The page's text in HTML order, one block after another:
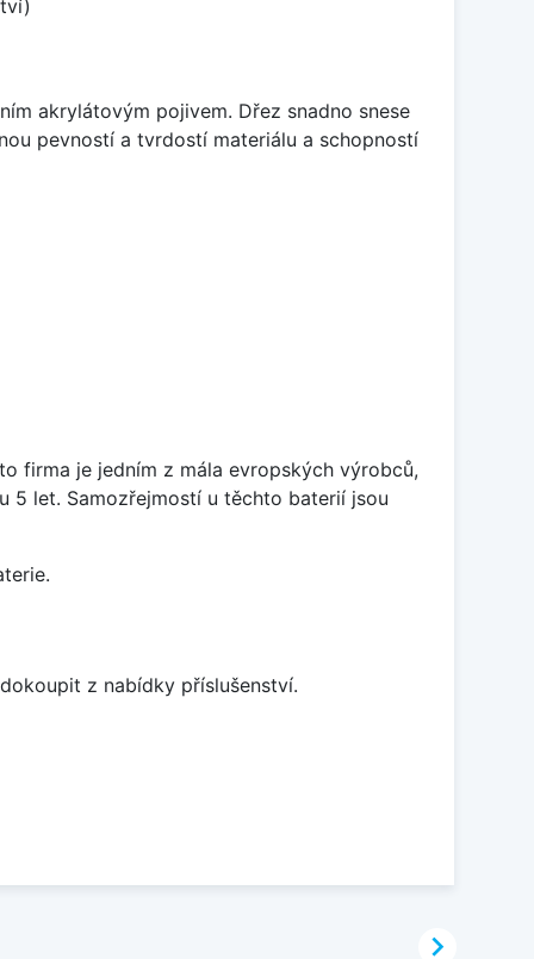
akrylátovým pojivem. Dřez snadno snese
pevností a tvrdostí materiálu a schopností
firma je jedním z mála evropských výrobců,
5 let. Samozřejmostí u těchto baterií jsou
z nabídky příslušenství.
